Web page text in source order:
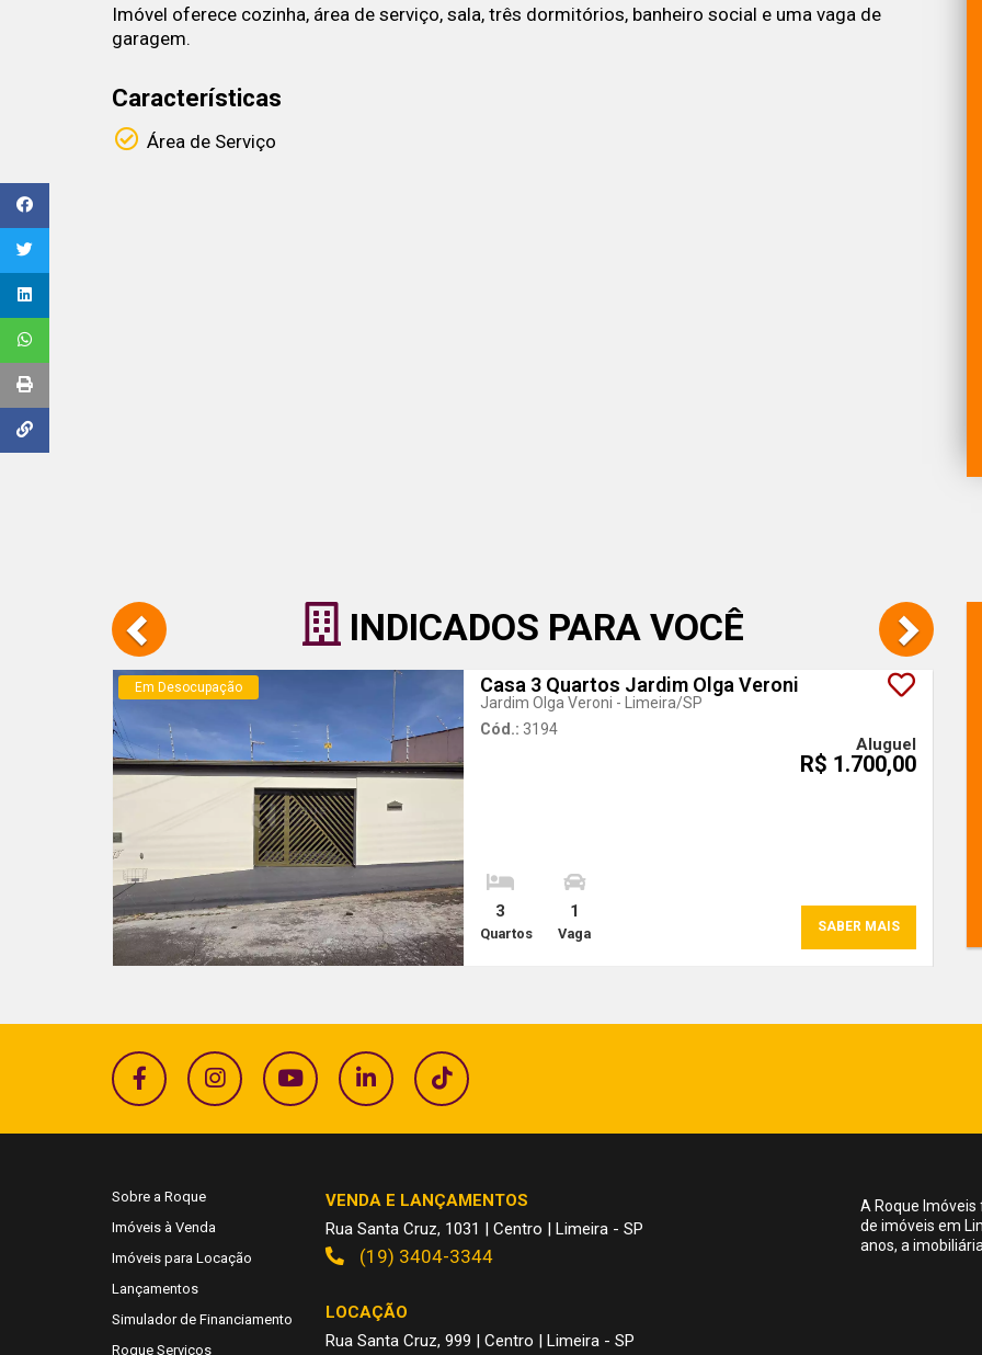
Imóvel oferece cozinha, área de serviço, sala, três dormitórios, banheiro social e uma vaga de
garagem.
Características
Área de Serviço
INDICADOS PARA VOCÊ
Em Desocupação Casa 3 Quartos Jardim Olga Veroni
Jardim Olga Veroni - Limeira/SP
Cód.: 3194
3
Quartos
1
Vaga
Aluguel
R$ 1.700,00
SABER MAIS
Sobre a Roque
Imóveis à Venda
Imóveis para Locação
Lançamentos
Simulador de Financiamento
Roque Serviços
VENDA E LANÇAMENTOS
Rua Santa Cruz, 1031 | Centro | Limeira - SP
(19) 3404-3344
LOCAÇÃO
Rua Santa Cruz, 999 | Centro | Limeira - SP
A Roque
de imóveis em
anos, a